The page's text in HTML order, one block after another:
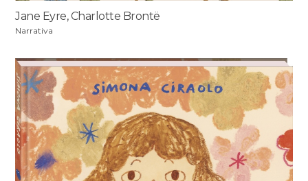
Jane Eyre, Charlotte Brontë
Narrativa